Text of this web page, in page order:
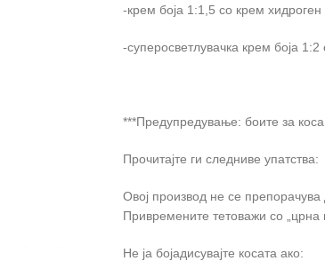
-крем боја 1:1,5 со крем хидроген
-суперосветлувачка крем боја 1:2
***Предупредување: боите за
Прочитајте ги следниве упатства:
Овој производ не се
Привремените тетоважи со „црна
Не ја бојадисувајте косата ако: